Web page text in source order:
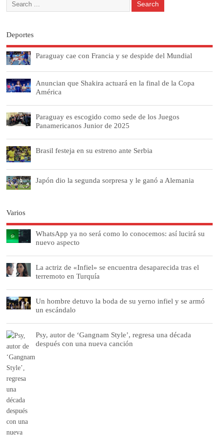
Deportes
Paraguay cae con Francia y se despide del Mundial
Anuncian que Shakira actuará en la final de la Copa
América
Paraguay es escogido como sede de los Juegos
Panamericanos Junior de 2025
Brasil festeja en su estreno ante Serbia
Japón dio la segunda sorpresa y le ganó a Alemania
Varios
WhatsApp ya no será como lo conocemos: así lucirá su
nuevo aspecto
La actriz de «Infiel» se encuentra desaparecida tras el
terremoto en Turquía
Un hombre detuvo la boda de su yerno infiel y se armó
un escándalo
Psy, autor de ‘Gangnam Style’, regresa una década
después con una nueva canción